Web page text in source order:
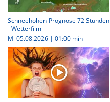
Schneehöhen-Prognose 72 Stunden
- Wetterfilm
Mi 05.08.2026 | 01:00 min